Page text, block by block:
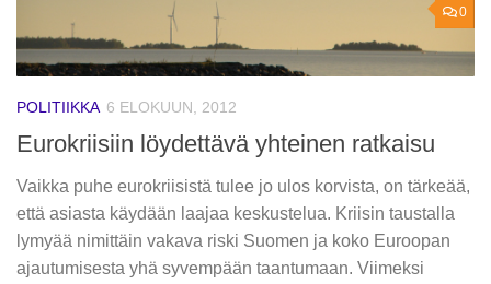
0
POLITIIKKA 6 ELOKUUN, 2012
Eurokriisiin löydettävä yhteinen ratkaisu
Vaikka puhe eurokriisistä tulee jo ulos korvista, on tärkeää,
että asiasta käydään laajaa keskustelua. Kriisin taustalla
lymyää nimittäin vakava riski Suomen ja koko Euroopan
ajautumisesta yhä syvempään taantumaan. Viimeksi